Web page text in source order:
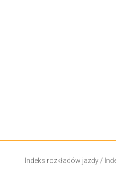
Indeks rozkładów jazdy/